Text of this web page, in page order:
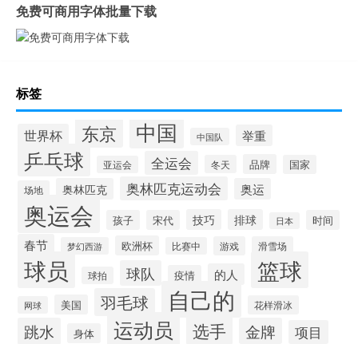
免费可商用字体批量下载
标签
世界杯 东京 中国 中国队 举重
乒乓球 亚运会 全运会 冬天 品牌 国家
场地 奥林匹克 奥林匹克运动会 奥运
奥运会 孩子 宋代 技巧 排球 日本 时间
春节 梦幻西游 欧洲杯 比赛中 游戏 滑雪场
球员 球拍 球队 疫情 的人 篮球
网球 美国 羽毛球 自己的 花样滑冰
跳水 身体 运动员 选手 金牌 项目